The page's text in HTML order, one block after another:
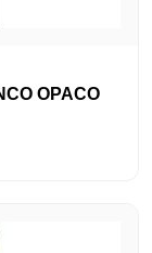
OPACO